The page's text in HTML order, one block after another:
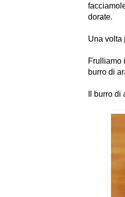
dorate.
Una volta
Frulliamo
burro di
Il burro